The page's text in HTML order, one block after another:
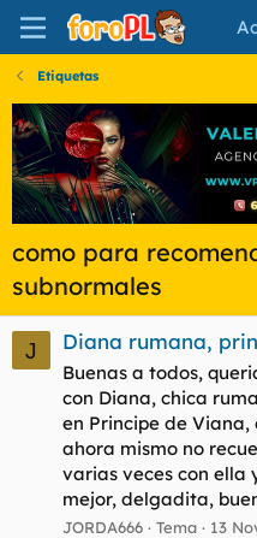
Etiquetas
como para
subnormales
J Diana rumana,
Buenas a todos,
con Diana, chica
en Principe de
ahora mismo no
varias veces con
mejor, delgadita,
JORDA666 Tema 13